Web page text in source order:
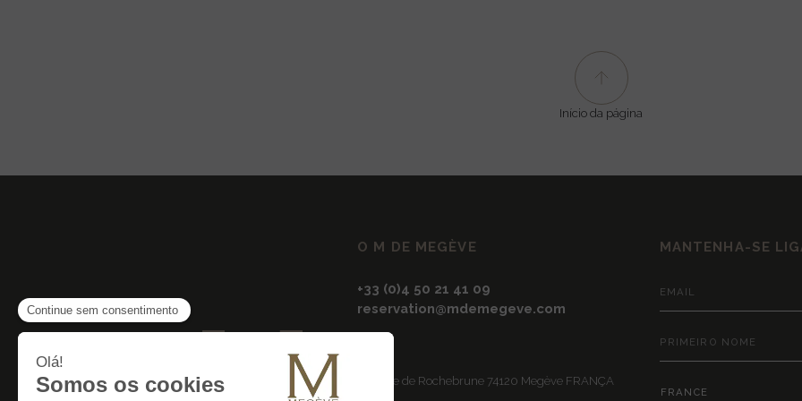
Início da página
O M DE MEGÈVE
+33 (0)4 50 21 41 09
reservation@mdemegeve.com
15 route de Rochebrune 74120 Megève FRANÇA
MANTENHA-SE